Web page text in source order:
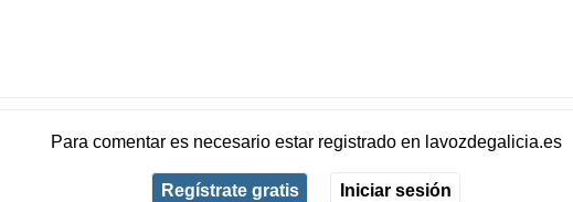
Para comentar es necesario estar registradoen lavozdegalicia.es
Regístrate gratis Iniciar sesión